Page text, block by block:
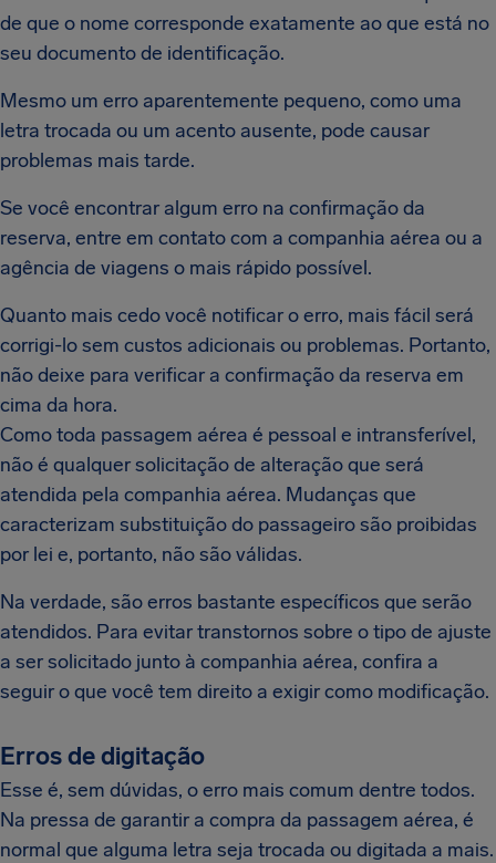
de que o nome corresponde exatamente ao que está no
seu documento de identificação.
Mesmo um erro aparentemente pequeno, como uma
letra trocada ou um acento ausente, pode causar
problemas mais tarde.
Se você encontrar algum erro na confirmação da
reserva, entre em contato com a companhia aérea ou a
agência de viagens o mais rápido possível.
Quanto mais cedo você notificar o erro, mais fácil será
corrigi-lo sem custos adicionais ou problemas. Portanto,
não deixe para verificar a confirmação da reserva em
cima da hora.
Como toda passagem aérea é pessoal e intransferível,
não é qualquer solicitação de alteração que será
atendida pela companhia aérea. Mudanças que
caracterizam substituição do passageiro são proibidas
por lei e, portanto, não são válidas.
Na verdade, são erros bastante específicos que serão
atendidos. Para evitar transtornos sobre o tipo de ajuste
a ser solicitado junto à companhia aérea, confira a
seguir o que você tem direito a exigir como modificação.
Erros de digitação
Esse é, sem dúvidas, o erro mais comum dentre todos.
Na pressa de garantir a compra da passagem aérea, é
normal que alguma letra seja trocada ou digitada a mais.